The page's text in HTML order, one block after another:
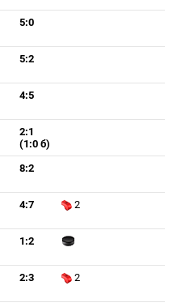
5:0
5:2
4:5
2:1
(1:0 б)
8:2
4:7 2
1:2
2:3 2